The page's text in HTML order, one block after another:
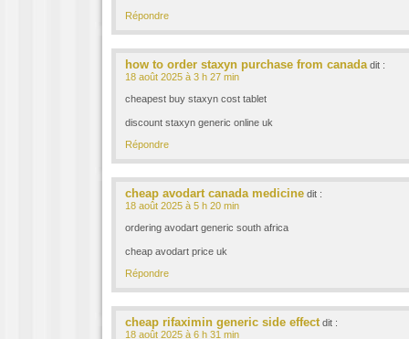
Répondre
how to order staxyn purchase from canada dit :
18 août 2025 à 3 h 27 min
cheapest buy staxyn cost tablet
discount staxyn generic online uk
Répondre
cheap avodart canada medicine dit :
18 août 2025 à 5 h 20 min
ordering avodart generic south africa
cheap avodart price uk
Répondre
cheap rifaximin generic side effect dit :
18 août 2025 à 6 h 31 min